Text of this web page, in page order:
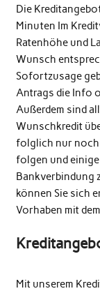
Die
Minuten Im
Ratenhöhe und
Wunsch
Sofortzusage
Antrags die Info
Außerdem sind
Wunschkredit
folglich nur noch
folgen und
Bankverbindung
können Sie sich
Vorhaben mit
Mit unserem